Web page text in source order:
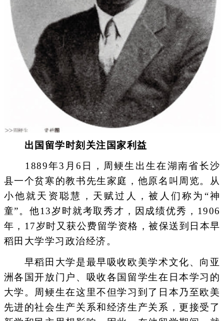
出国留学时刻关注国家利益
1889年3月6日，周鲠生出生在湖南省长沙
县一个贫寒的教书先生家庭，他原名叫周览。从
小他就天资聪慧，天赋过人，被人们称为“神
童”。他13岁时就考取秀才，因成绩优秀，1906
年，17岁时又获公费留学资格，被保送到日本早
稻田大学学习政治经济。
早稻田大学是最早吸收欧美学术文化、向亚
洲各国开放门户、吸收各国留学生在日本学习的
大学。周鲠生在这里不但学习到了日本乃至欧美
先进的社会生产关系和经济生产关系，更接受了